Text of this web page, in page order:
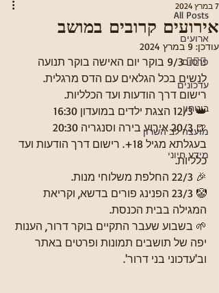
All Posts
ארועים
פרסום
עדכונים
ביטחון
מועצה לב השרון
מידע חיוני
אירועים קרובים במושב
7 במרץ 2024
עודכן: 9 במרץ 2024
🧍🏻‍♀ 9/3 בוקר יום האישה בוקר תנועה
לנשים בכל הגלאים עם הדס מרגלית.
רישום דרך הודעות ועד הכלליות.
👑 12/3 הצגת ילדים במועדון 16:30
בעגלתא מגיל 18+. רישום דרך הודעות ועד
כלליות.
🎉 22/3 החלפת משלוחי מנות.
🤡 23/3 הפנינג פורים בדשא, וקריאת
המגילה בבית הכנסת.
🌱 בשבוע שעבר התקיים בוקר דרור, הענות
יפה של תושבים תמונות ופרטים באתר
וב'עדכוני בני דרור'.